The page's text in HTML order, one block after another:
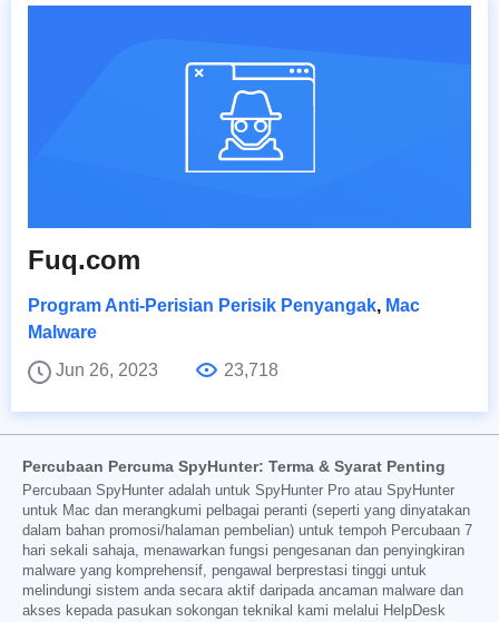
Fuq.com
Program Anti-Perisian Perisik Penyangak, Mac
Malware
Jun 26, 2023
23,718
Percubaan Percuma SpyHunter: Terma & Syarat Penting
Percubaan SpyHunter adalah untuk SpyHunter Pro atau SpyHunter
untuk Mac dan merangkumi pelbagai peranti (seperti yang dinyatakan
dalam bahan promosi/halaman pembelian) untuk tempoh Percubaan 7
hari sekali sahaja, menawarkan fungsi pengesanan dan penyingkiran
malware yang komprehensif, pengawal berprestasi tinggi untuk
melindungi sistem anda secara aktif daripada ancaman malware dan
akses kepada pasukan sokongan teknikal kami melalui HelpDesk